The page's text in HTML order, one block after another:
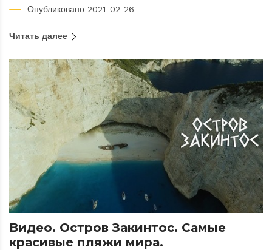
Опубликовано 2021-02-26
Читать далее
Видео. Остров Закинтос. Самые
красивые пляжи мира.